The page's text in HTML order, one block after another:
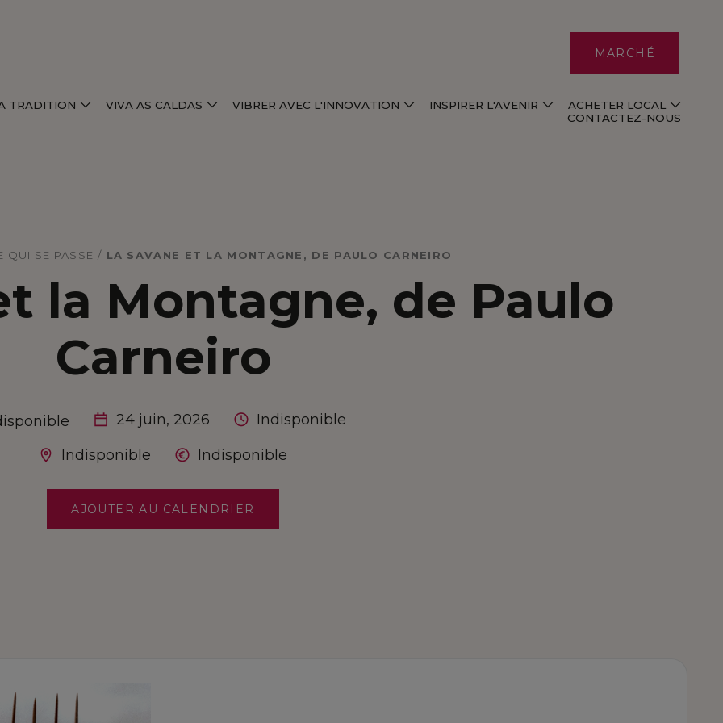
MARCHÉ
TRADITION VIVA AS CALDAS VIBRER AVEC L'INNOVATION INSPIRER L'AVENIR
ACHETER LOCAL
CONTACTEZ-NOUS
QUI SE PASSE / LA SAVANE ET LA MONTAGNE, DE PAULO CARNEIRO
la Montagne, de Paulo
Carneiro
24 juin, 2026
Indisponible
Indisponible
Indisponible
AJOUTER AU CALENDRIER